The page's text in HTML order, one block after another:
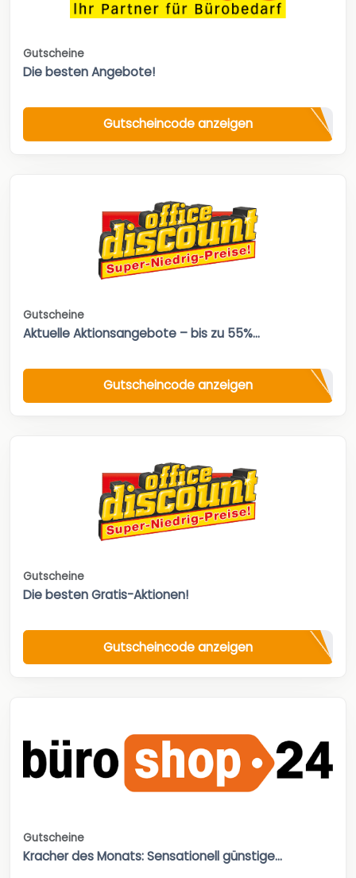
Gutscheine
Die besten Angebote!
Gutscheincode anzeigen
Gutscheine
Aktuelle Aktionsangebote – bis zu 55%...
Gutscheincode anzeigen
Gutscheine
Die besten Gratis-Aktionen!
Gutscheincode anzeigen
Gutscheine
Kracher des Monats: Sensationell günstige...